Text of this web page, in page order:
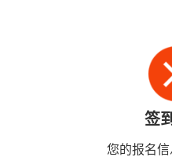
签
您的报名